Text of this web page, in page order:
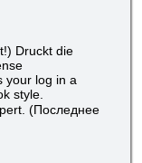
Druckt die
your log in a
style.
(Последнее